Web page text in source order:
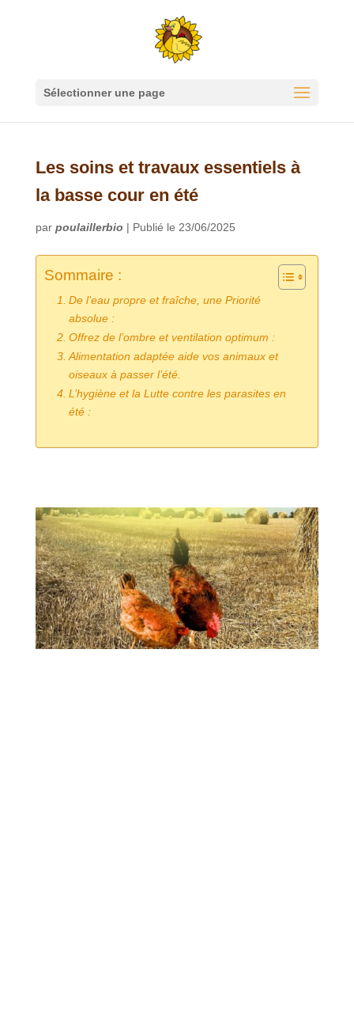
Sélectionner une page
Les soins et travaux essentiels à
la basse cour en été
par poulaillerbio | Publié le 23/06/2025
Sommaire :
De l’eau propre et fraîche, une Priorité
absolue :
Offrez de l’ombre et ventilation optimum :
Alimentation adaptée aide vos animaux et
oiseaux à passer l’été.
L’hygiène et la Lutte contre les parasites en
été :